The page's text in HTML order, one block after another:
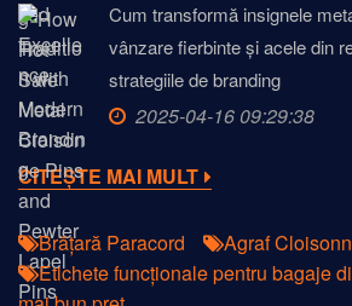
Cum transformă insignele
vânzare fierbinte și acele din
strategiile de branding
2025-04-16 09:29:38
CITEȘTE MAI MULT
Brățară Paracord
Agraf
Etichete funcționale pentru bagaje